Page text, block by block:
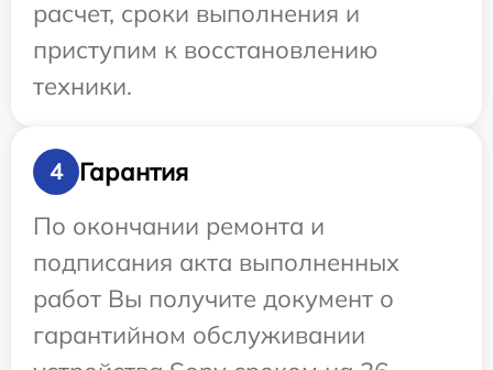
расчет, сроки выполнения и
приступим к восстановлению
техники.
4
Гарантия
По окончании ремонта и
подписания акта выполненных
работ Вы получите документ о
гарантийном обслуживании